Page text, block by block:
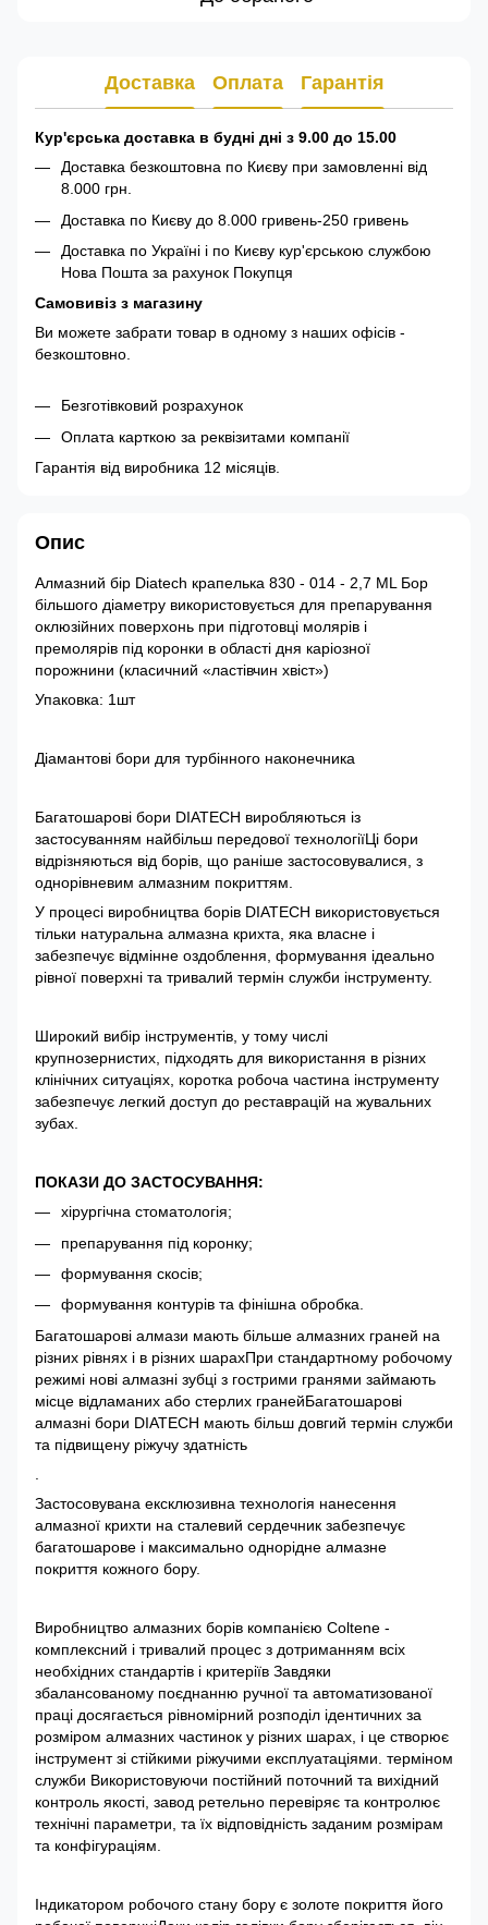
Доставка Оплата Гарантія
Кур'єрська доставка в будні дні з 9.00 до 15.00
Доставка безкоштовна по Києву при замовленні від
8.000 грн.
Доставка по Києву до 8.000 гривень-250 гривень
Доставка по Україні і по Києву кур'єрською службою
Нова Пошта за рахунок Покупця
Самовивіз з магазину
Ви можете забрати товар в одному з наших офісів -
безкоштовно.
Безготівковий розрахунок
Оплата карткою за реквізитами компанії
Гарантія від виробника 12 місяців.
Опис
Алмазний бір Diatech крапелька 830 - 014 - 2,7 ML Бор
більшого діаметру використовується для препарування
оклюзійних поверхонь при підготовці молярів і
премолярів під коронки в області дня каріозної
порожнини (класичний «ластівчин хвіст»)
Упаковка: 1шт
Діамантові бори для турбінного наконечника
Багатошарові бори DIATECH виробляються із
застосуванням найбільш передової технологіїЦі бори
відрізняються від борів, що раніше застосовувалися, з
однорівневим алмазним покриттям.
У процесі виробництва борів DIATECH використовується
тільки натуральна алмазна крихта, яка власне і
забезпечує відмінне оздоблення, формування ідеально
рівної поверхні та тривалий термін служби інструменту.
Широкий вибір інструментів, у тому числі
крупнозернистих, підходять для використання в різних
клінічних ситуаціях, коротка робоча частина інструменту
забезпечує легкий доступ до реставрацій на жувальних
зубах.
ПОКАЗИ ДО ЗАСТОСУВАННЯ:
хірургічна стоматологія;
препарування під коронку;
формування скосів;
формування контурів та фінішна обробка.
Багатошарові алмази мають більше алмазних граней на
різних рівнях і в різних шарахПри стандартному робочому
режимі нові алмазні зубці з гострими гранями займають
місце відламаних або стерлих гранейБагатошарові
алмазні бори DIATECH мають більш довгий термін служби
та підвищену ріжучу здатність
Застосовувана ексклюзивна технологія нанесення
алмазної крихти на сталевий сердечник забезпечує
багатошарове і максимально однорідне алмазне
покриття кожного бору.
Виробництво алмазних борів компанією Coltene -
комплексний і тривалий процес з дотриманням всіх
необхідних стандартів і критеріїв Завдяки
збалансованому поєднанню ручної та автоматизованої
праці досягається рівномірний розподіл ідентичних за
розміром алмазних частинок у різних шарах, і це створює
інструмент зі стійкими ріжучими експлуатаціями. терміном
служби Використовуючи постійний поточний та вихідний
контроль якості, завод ретельно перевіряє та контролює
технічні параметри, та їх відповідність заданим розмірам
та конфігураціям.
Індикатором робочого стану бору є золоте покриття його